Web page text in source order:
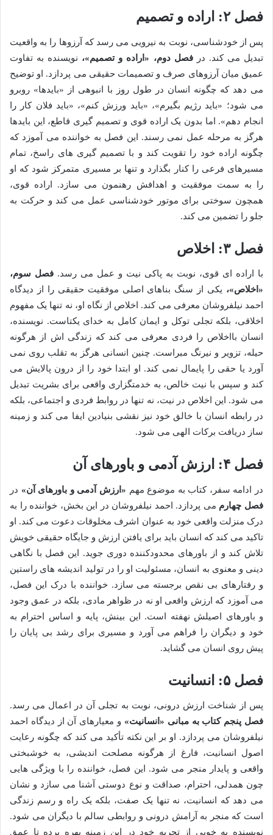
فصل ۲: اراده و تصمیم
پس از خودشناسی، نوبت به نیرویی می رسد که آرزوها را به واقعیت
تبدیل می کند. درفصل دوم، «اراده و تصمیم»، نویسنده به تفاوت
عمیق میان آرزوهای صرف و تصمیمات حقیقی می پردازد. او توضیح
می دهد که چگونه انسان در طول روز با انبوهی از «بایدها» روبرو
می شود؛ «باید رژیم بگیرم»، «باید ورزش کنم»، «باید فلان کار را
انجام دهم». اما بدون یک اراده قوی و تصمیم گیری قاطع، این بایدها
هرگز به مرحله عمل نمی رسند. این فصل به خواننده می آموزد که
چگونه اراده خود را تقویت کند و با تصمیم گیری های راسخ، تمام
مسیرهای فرعی را کنار بگذارد و تنها بر مسیری متمرکز شود که او
را به سمت موفقیت و اهدافش رهنمون می سازد. اراده قوی،
همچون سوختی برای موتور خودشناسی عمل می کند و حرکت به
جلو را تضمین می کند.
فصل ۳: اخلاص
با اراده ای قوی، نوبت به پاکی نیت و عمل می رسد. فصل سوم،
«اخلاص»، یکی از سنگ بناهای اصلی موفقیت حقیقی را از دیدگاه
احمد نیلفروشان معرفی می کند. اخلاص از نگاه او، نه تنها یک مفهوم
اخلاقی، بلکه تجلی توکل و ایمان کامل به خدای یکتاست. نویسنده،
انسان بااخلاص را فردی معرفی می کند که زندگی اش از هرگونه
حیله، تزویر و نیرنگ مبراست. چنین انسانی هرگز به تقلب روی نمی
آورد یا حقی را پایمال نمی کند. او ابتدا خود را از درون پالایش می
کند و سپس با نیت خالص، به خدمتگزاری واقعی برای بشریت تبدیل
می شود. این اخلاص در نیت، نه تنها در روابط فردی و اجتماعی، بلکه
در رابطه انسان با خالق خود نیز نقشی بنیادین ایفا می کند و زمینه
ساز دریافت برکات الهی می شود.
فصل ۴: ارزش آدمی و باورهای آن
در ادامه سفر، کتاب به موضوع مهم «ارزش آدمی و باورهای آن» در
فصل چهارم می پردازد. احمد نیلفروشان در این بخش، خواننده را به
درک منزلت واقعی خود به عنوان اشرف مخلوقات دعوت می کند. او
تاکید می کند که انسان باید برای یافتن ارزش و جایگاه حقیقی خویش
تلاش کند و از باورهای محدودکننده دوری جوید. این فصل با نگاهی
دینی و معنوی به انسان، مسئولیت او را در تولید اندیشه های راستین
و رفتارهای بی نقص برجسته می سازد. خواننده با درک این فصل،
می آموزد که ارزش واقعی او نه در ظواهر مادی، بلکه در عمق وجود
و باورهای اصیلش نهفته است. این بینش، پایه و اساس احترام به
خود و دیگران را فراهم می آورد و مسیری برای رشد بی پایان را
پیش روی انسان می گشاید.
فصل ۵: انسانیت
پس از شناخت ارزش درونی، نوبت به تجلی آن در اعمال می رسد.
فصل پنجم کتاب به مبانی «انسانیت» و معیارهای آن از دیدگاه احمد
نیلفروشان می پردازد. او بر این نکته تأکید می کند که چگونه رعایت
اصول انسانیت، فارغ از هرگونه مصلحت اندیشی، به خوشبختی
واقعی و پایدار منجر می شود. این فصل، خواننده را با ویژگی هایی
چون همدلی، احترام، صداقت و نوع دوستی آشنا می سازد و نشان
می دهد که انسانیت، نه تنها یک صفت، بلکه یک راه و رسم زندگی
است که منجر به آرامش درونی و روابطی سالم با دیگران می شود.
نویسنده به خوبی از تجربه خود در این زمینه بهره برده تا عمق